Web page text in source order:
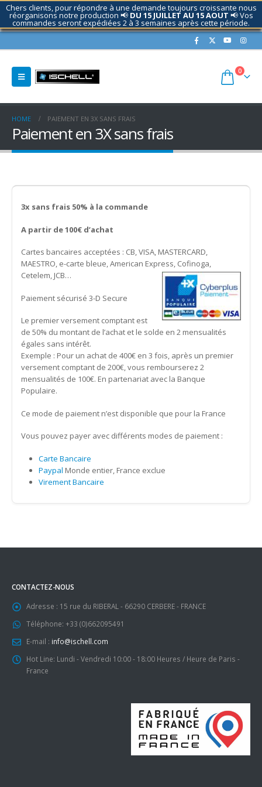
Chers clients, pour répondre à une demande toujours croissante nous
réorganisons notre production 📢 DU 15 JUILLET AU 15 AOUT 📢 Vos
commandes seront expédiées 2 à 3 semaines après cette période.
Contactez nous si nécessaire.
0
HOME PAIEMENT EN 3X SANS FRAIS
Paiement en 3X sans frais
3x sans frais 50% à la commande
A partir de 100€ d’achat
Cartes bancaires acceptées : CB, VISA, MASTERCARD,
MAESTRO, e-carte bleue, American Express, Cofinoga,
Cetelem, JCB…
Paiement sécurisé 3-D Secure
Le premier versement comptant est
de 50% du montant de l’achat et le solde en 2 mensualités
égales sans intérêt.
Exemple : Pour un achat de 400€ en 3 fois, après un premier
versement comptant de 200€, vous rembourserez 2
mensualités de 100€. En partenariat avec la Banque
Populaire.
Ce mode de paiement n’est disponible que pour la France
Vous pouvez payer avec différents modes de paiement :
Carte Bancaire
Paypal Monde entier, France exclue
Virement Bancaire
CONTACTEZ-NOUS
Adresse : 15 rue du RIBERAL - 66290 CERBERE - FRANCE
Téléphone: +33 (0)662095491
E-mail : info@ischell.com
Hot Line: Lundi - Vendredi 10:00 - 18:00 Heures / Heure de Paris -
France